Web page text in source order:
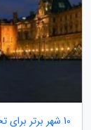
10 شهر برتر برای تحصیل رشته هنر